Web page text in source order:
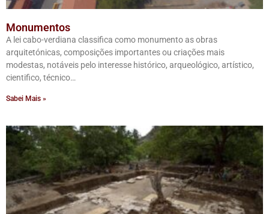
Monumentos
A lei cabo-verdiana classifica como monumento as obras
arquitetónicas, composições importantes ou criações mais
modestas, notáveis pelo interesse histórico, arqueológico, artístico,
cientifico, técnico…
Sabei Mais »